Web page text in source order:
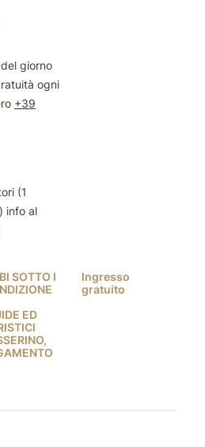
giorno
ogni
+39
(1
info al
SOTTO I
ED
Ingresso
gratuito